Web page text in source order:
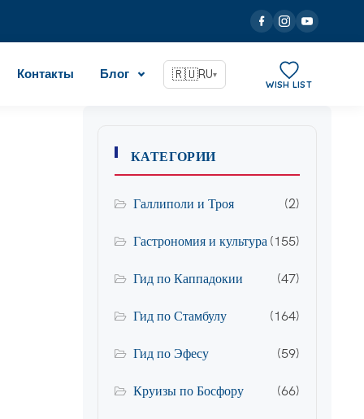
Контакты Блог 🇷🇺RU▾
WISH LIST
КАТЕГОРИИ
Галлиполи и Троя (2)
Гастрономия и культура(155)
Гид по Каппадокии (47)
Гид по Стамбулу (164)
Гид по Эфесу (59)
Круизы по Босфору (66)